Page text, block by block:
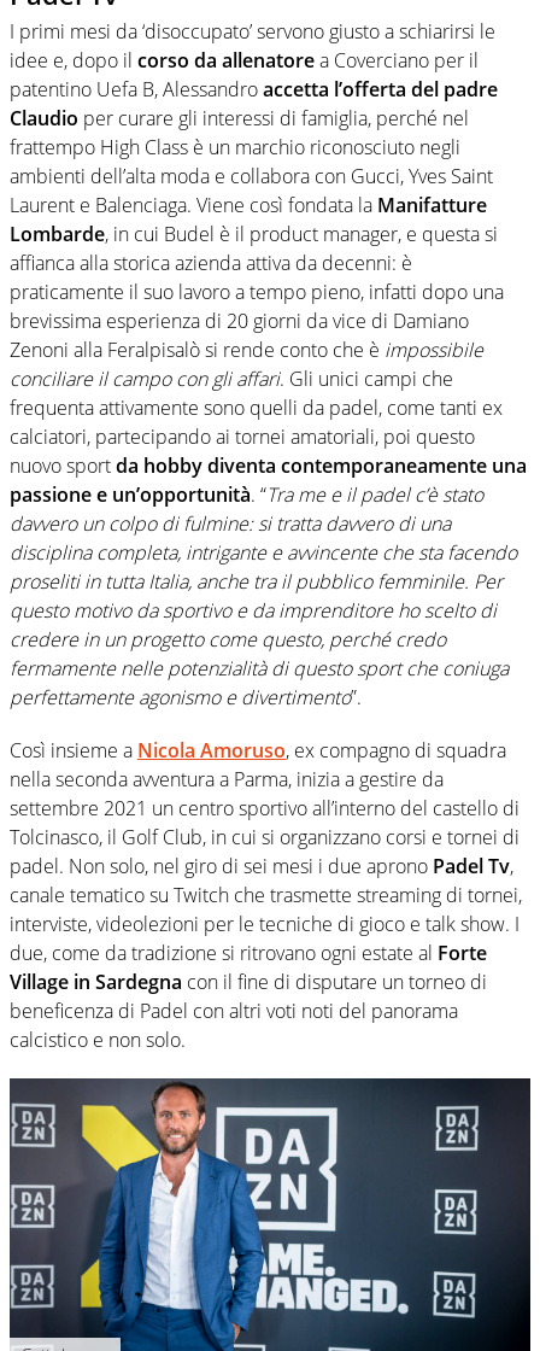
I primi mesi da ‘disoccupato’ servono giusto a schiarirsi le
idee e, dopo il corso da allenatorea Coverciano per il
patentino Uefa B, Alessandroaccetta l’offerta del padre
Claudio per curare gli interessi di famiglia, perché nel
frattempo High Class è un marchio riconosciuto negli
ambienti dell’alta moda e collabora con Gucci, Yves Saint
Laurent e Balenciaga. Viene così fondata la Manifatture
Lombarde, in cui Budel è il product manager, e questa si
affianca alla storica azienda attiva da decenni: è
praticamente il suo lavoro a tempo pieno, infatti dopo una
brevissima esperienza di 20 giorni da vice di Damiano
Zenoni alla Feralpisalò si rende conto che è impossibile
conciliare il campo con gli affari. Gli unici campi che
frequenta attivamente sono quelli da padel, come tanti ex
calciatori, partecipando ai tornei amatoriali, poi questo
nuovo sportda hobby diventa contemporaneamente una
passione e un’opportunità. “Tra me e il padel c’è stato
davvero un colpo di fulmine: si tratta davvero di una
disciplina completa, intrigante e avvincente che sta facendo
proseliti in tutta Italia, anche tra il pubblico femminile. Per
questo motivo da sportivo e da imprenditore ho scelto di
credere in un progetto come questo, perché credo
fermamente nelle potenzialità di questo sport che coniuga
perfettamente agonismo e divertimento”.
Così insieme a Nicola Amoruso, ex compagno di squadra
nella seconda avventura a Parma, inizia a gestire da
settembre 2021 un centro sportivo all’interno del castello di
Tolcinasco, il Golf Club, in cui si organizzano corsi e tornei di
padel. Non solo, nel giro di sei mesi i due aprono Padel Tv,
canale tematico su Twitch che trasmette streaming di tornei,
interviste, videolezioni per le tecniche di gioco e talk show. I
due, come da tradizione si ritrovano ogni estate al Forte
Village in Sardegna con il fine di disputare un torneo di
beneficenza di Padel con altri voti noti del panorama
calcistico e non solo.